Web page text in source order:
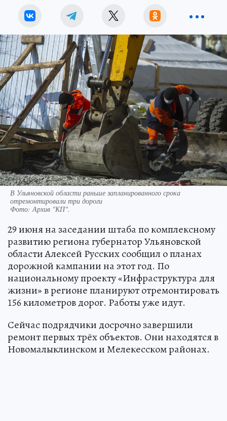
В Ульяновской области раньше запланированного срока
отремонтировали три дороги
Фото: Архив "КП".
29 июня на заседании штаба по комплексному
развитию региона губернатор Ульяновской
области Алексей Русских сообщил о планах
дорожной кампании на этот год. По
национальному проекту «Инфраструктура для
жизни» в регионе планируют отремонтировать
156 километров дорог. Работы уже идут.
Сейчас подрядчики досрочно завершили
ремонт первых трёх объектов. Они находятся в
Новомалыклинском и Мелекесском районах.